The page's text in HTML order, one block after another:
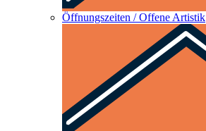
Öffnungszeiten / Offene Artistik